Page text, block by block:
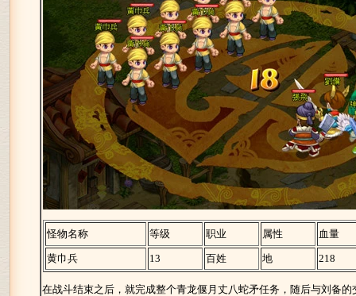
怪物名称 等级 职业 属性 血量
黄巾兵 13 百姓 地 218
在战斗结束之后，就完成整个青龙偃月丈八蛇矛任务，随后与刘备